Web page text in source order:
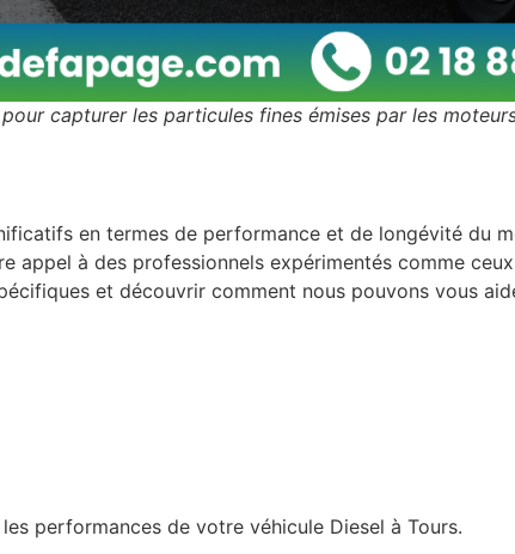
capturer les particules fines émises par les
en termes de performance et de longévité du
appel à des professionnels expérimentés comme
et découvrir comment nous pouvons vous
performances de votre véhicule Diesel à Tours.